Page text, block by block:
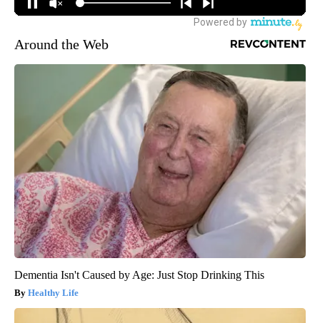
Around the Web
Dementia Isn't Caused by Age: Just Stop Drinking This
Healthy Life